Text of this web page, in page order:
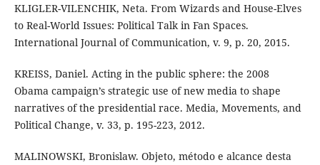
KLIGLER-VILENCHIK, Neta. From Wizards and House-Elves
to Real-World Issues: Political Talk in Fan Spaces.
International Journal of Communication, v. 9, p. 20, 2015.
KREISS, Daniel. Acting in the public sphere: the 2008
Obama campaign’s strategic use of new media to shape
narratives of the presidential race. Media, Movements, and
Political Change, v. 33, p. 195-223, 2012.
MALINOWSKI, Bronislaw. Objeto, método e alcance desta